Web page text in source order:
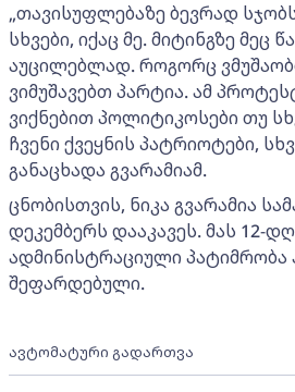
„თავისუფლებაზე ბევრად
სხვები, იქაც მე. მიტინგზე მეც
აუცილებლად. როგორც
ვიმუშავებთ პარტია. ამ
ვიქნებით პოლიტიკოსები თუ
ჩვენი ქვეყნის პატრიოტები,
განაცხადა გვარამიამ.
ცნობისთვის, ნიკა გვარამია
დეკემბერს დააკავეს. მას 12-
ადმინისტრაციული პატიმრობა
შეფარდებული.
ავტომატური გადართვა